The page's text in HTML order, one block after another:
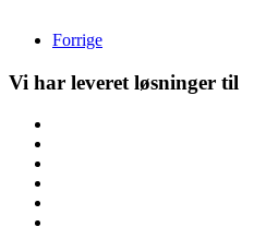
Forrige
Vi har leveret løsninger til